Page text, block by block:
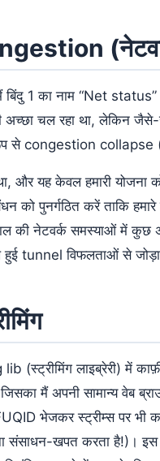
बिंदु 1 का नाम “Net
अच्छा चल रहा था, लेकिन
रूप से congestion collapse
और यह केवल हमारी
को पुनर्गठित करें ताकि हमारे
की नेटवर्क समस्याओं में
हुई tunnel विफलताओं से
(स्ट्रीमिंग लाइब्रेरी) में
मैं अपनी सामान्य वेब
भेजकर स्ट्रीम्स पर भी
संसाधन-खपत करता है!)।